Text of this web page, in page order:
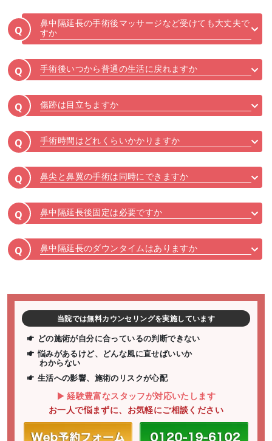
Q
鼻中隔延長の手術後マッサージなど受けても大丈夫で
すか
Q 手術後いつから普通の生活に戻れますか
Q 傷跡は目立ちますか
Q 手術時間はどれくらいかかりますか
Q 鼻尖と鼻翼の手術は同時にできますか
Q 鼻中隔延長後固定は必要ですか
Q 鼻中隔延長のダウンタイムはありますか
当院では無料カウンセリングを実施しています
どの施術が自分に合っているの判断できない
悩みがあるけど、どんな風に直せばいいか
わからない
生活への影響、施術のリスクが心配
経験豊富なスタッフが対応いたします
お一人で悩まずに、お気軽にご相談ください